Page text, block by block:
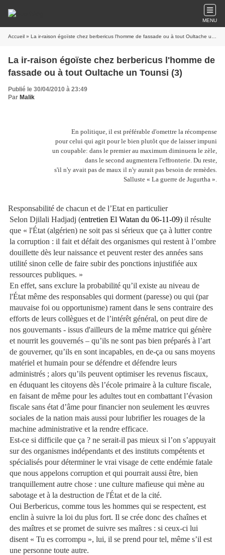
MENU
Accueil » La ir-raison égoïste chez berbericus l'homme de fassade ou à tout Oultache un Tounsi (3)
La ir-raison égoïste chez berbericus l'homme de
fassade ou à tout Oultache un Tounsi (3)
Publié le 30/04/2010 à 23:49
Par Malik
En politique, il est préférable d'omettre la récompense
pour celui qui agit pour le bien plutôt que de laisser impuni
un coupable: dans le premier au maximum diminuera le zèle,
dans le second augmentera l'effronterie. Du reste,
s'il n'y avait pas de maux il n'y aurait pas besoin de remèdes.
Salluste « La guerre de Jugurtha ».
Responsabilité de chacun et de l’Etat en particulier
Selon Djilali Hadjadj (entretien El Watan du 06-11-09)il résulte
que « l'État (algérien) ne soit pas si sérieux que ça à lutter contre
la corruption : il fait et défait des organismes qui restent à l’ombre
douillette dès leur naissance et peuvent rester des années sans
utilité sinon celle de faire subir des ponctions injustifiée aux
ressources publiques. »
En effet, sans exclure la probabilité qu’il existe au niveau de
l'État même des responsables qui dorment (paresse) ou qui (par
mauvaise foi ou opportunisme) rament dans le sens contraire des
efforts de leurs collègues et de l’intérêt général, on peut dire de
nos gouvernants - issus d'ailleurs de la même matrice qui génère
et nourrit les gouvernés – qu’ils ne sont pas bien préparés à l’art
de gouverner, qu’ils en sont incapables, en de-ça ou sans moyens
matériel et humain pour se défendre et défendre leurs
administrés ; alors qu’ils peuvent optimiser les revenus fiscaux,
en éduquant les citoyens dès l’école primaire à la culture fiscale,
en faisant de même pour les adultes tout en combattant l’évasion
fiscale sans état d’âme pour financier non seulement les œuvres
sociales de la nation mais aussi pour lubrifier les rouages de la
machine administrative et la rendre efficace.
Est-ce si difficile que ça ? ne serait-il pas mieux si l’on s’appuyait
sur des organismes indépendants et des instituts compétents et
spécialisés pour déterminer le vrai visage de cette endémie fatale
que nous appelons corruption et qui pourrait aussi être, bien
tranquillement autre chose : une culture mafieuse qui mène au
sabotage et à la destruction de l'État et de la cité.
Oui Berbericus, comme tous les hommes qui se respectent, est
enclin à suivre la loi du plus fort. Il se crée donc des chaînes et
des maîtres et se promet de suivre ses maîtres : si ceux-ci lui
disent « Tu es corrompu », lui, il se prend pour tel, même s’il est
une personne toute autre.